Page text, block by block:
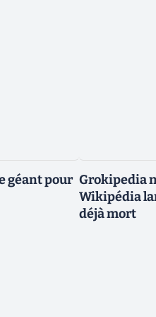
géant pour Grokipedia
Wikipédia
déjà mort